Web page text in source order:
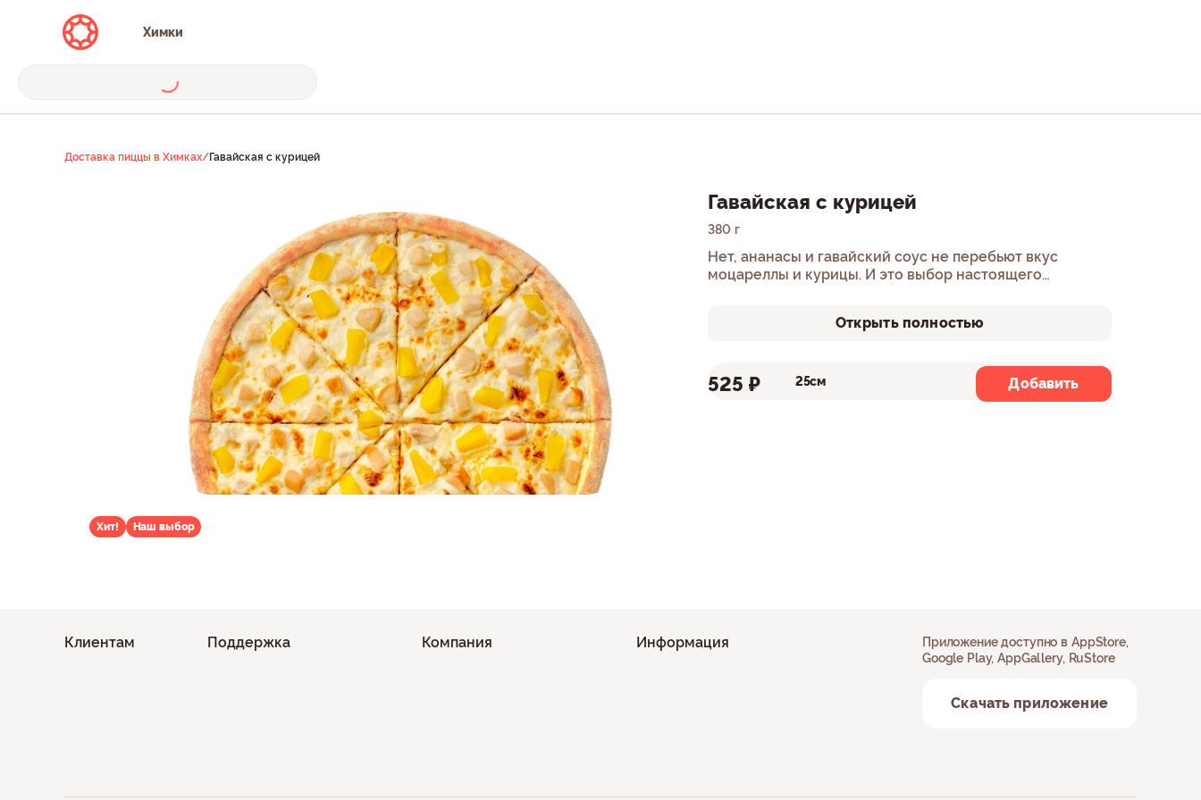
Химки
Доставка пиццы в Химках/Гавайская с курицей
Хит! Наш выбор
Гавайская с курицей
380 г
Нет, ананасы и гавайский соус не перебьют вкус
моцареллы и курицы. И это выбор настоящего
Открыть полностью
25см 30см
525 ₽ Добавить
Клиентам Поддержка Компания Информация
Приложение доступно в AppStore,
Google Play, AppGallery, RuStore
Скачать приложение